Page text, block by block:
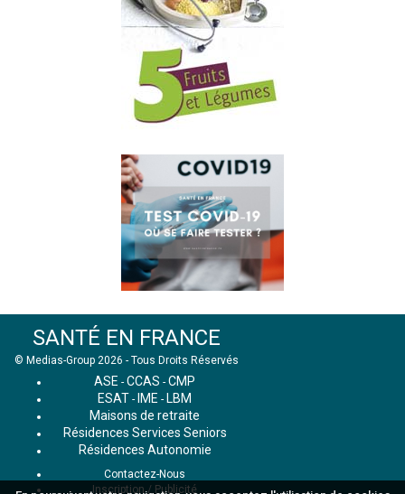
SANTÉ EN FRANCE
© Medias-Group 2026 - Tous Droits Réservés
ASE - CCAS - CMP
ESAT - IME - LBM
Maisons de retraite
Résidences Services Seniors
Résidences Autonomie
Contactez-Nous
Inscription / Publicité